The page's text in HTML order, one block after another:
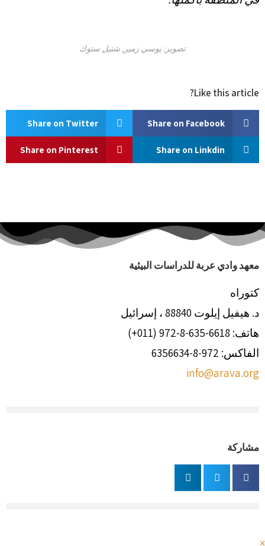
تصوير: يوسي زمير, شتيل ستوك
Like this article?
Share on Facebook
Share on Twitter
Share on Linkdin
Share on Pinterest
معهد وادي عربة للدراسات البيئية
كتوراه
د. هيفيل إيلوت 88840 ، إسرائيل
هاتف: 6618-635-8-972 (011+)
الفاكس: 972-8-6356634
info@arava.org
مشاركة
×